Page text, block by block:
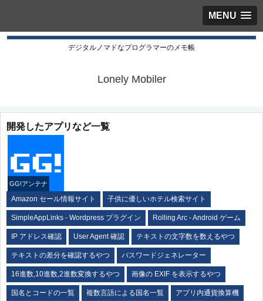
MENU
デジタルノマドなプログラマーのメモ帳
Lonely Mobiler
開発したアプリなど一覧
GG!アンテナ
Amazon セール情報サイト 子供に優しいホテル検索サイト
SimpleAppLinks - Wordpress プラグイン Rolling Arc - Android ゲーム
IP アドレス確認 User Agent 確認 テキストの文字数を数えるやつ
テキストの差分を確認するやつ パスワードジェネレーター
16進数,10進数,2進数変換するやつ 画像の EXIF を表示するやつ
国名とコードの一覧 複数言語による国名一覧 アプリ内通貨換算機